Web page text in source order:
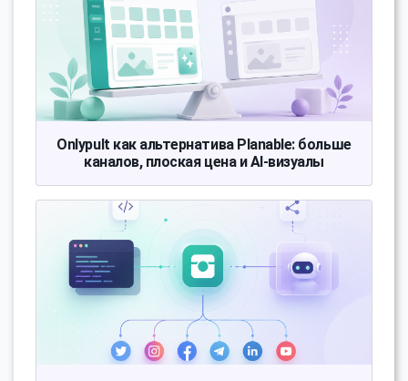
Onlypult как альтернатива Planable: больше
каналов, плоская цена и AI-визуалы